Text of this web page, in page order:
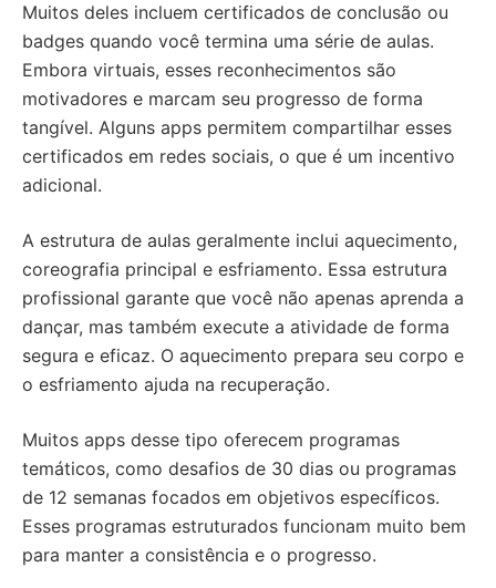
Muitos deles incluem certificados de conclusão ou
badges quando você termina uma série de aulas.
Embora virtuais, esses reconhecimentos são
motivadores e marcam seu progresso de forma
tangível. Alguns apps permitem compartilhar esses
certificados em redes sociais, o que é um incentivo
adicional.
A estrutura de aulas geralmente inclui aquecimento,
coreografia principal e esfriamento. Essa estrutura
profissional garante que você não apenas aprenda a
dançar, mas também execute a atividade de forma
segura e eficaz. O aquecimento prepara seu corpo e
o esfriamento ajuda na recuperação.
Muitos apps desse tipo oferecem programas
temáticos, como desafios de 30 dias ou programas
de 12 semanas focados em objetivos específicos.
Esses programas estruturados funcionam muito bem
para manter a consistência e o progresso.